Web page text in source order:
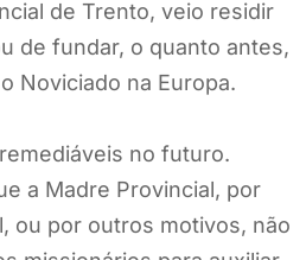
de Trento, veio residir
de fundar, o quanto antes,
Noviciado na Europa.
no futuro.
a Madre Provincial, por
ou por outros motivos, não